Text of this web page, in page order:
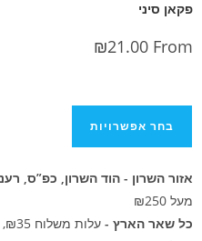
₪
- הוד השרון, כפ”ס, רעננה -
-